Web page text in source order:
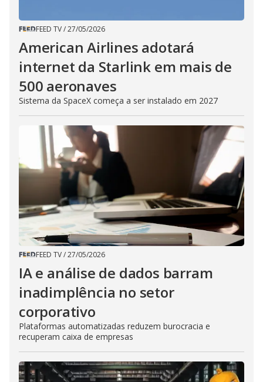
FEED TV/27/05/2026
American Airlines adotará
internet da Starlink em mais de
500 aeronaves
Sistema da SpaceX começa a ser instalado em 2027
FEED TV/27/05/2026
IA e análise de dados barram
inadimplência no setor
corporativo
Plataformas automatizadas reduzem burocracia e
recuperam caixa de empresas